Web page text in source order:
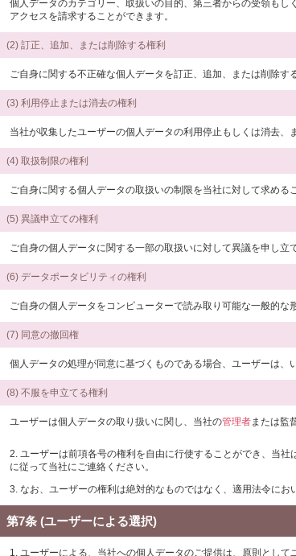
個人データのカテゴリー、取扱いの目的、第三者からの受領も
アクセスを請求することができます。
(2) 訂正、追加、または削除する権利
ご自身に関する不正確な個人データを訂正、追加、または削除す
(3) 利用停止または消去の権利
当社が収集したユーザーの個人データの利用停止もしくは消去
(4) 取扱制限の権利
ご自身に関する個人データの取扱いの制限を当社に対して求める
(5) 異議申立ての権利
ご自身の個人データに関する一部の取扱いに対して異議を申し立
(6) データポータビリティの権利
ご自身の個人データをコンピューターで読み取り可能な一般的な
(7) 同意の撤回権
個人データの処理が同意に基づくものである場合、ユーザーは、
(8) 不服を申立てる権利
ユーザーは個人データの取り扱いに関し、当社の管理者または監
2. ユーザーは前項各号の権利を自由に行使することができ、当
に従って当社にご連絡ください。
3. なお、ユーザーの権利は絶対的なものではなく、適用法令に
第7条 (ユーザーによる選択)
1. ユーザーによる、当社への個人データのご提供は、原則とし